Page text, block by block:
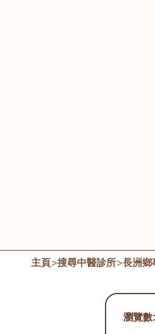
主頁>搜尋中醫診所>長洲鄉
瀏覽數: